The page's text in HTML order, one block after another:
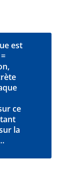
est
ce
la